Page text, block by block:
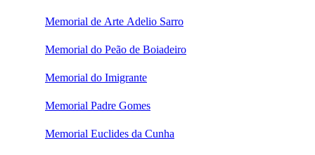
Memorial de Arte Adelio Sarro
Memorial do Peão de Boiadeiro
Memorial do Imigrante
Memorial Padre Gomes
Memorial Euclides da Cunha